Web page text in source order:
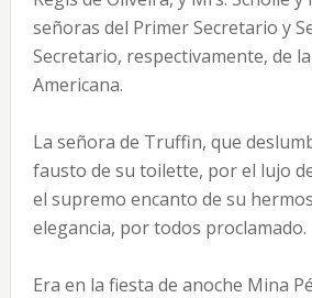
señoras del Primer Secretario y
Secretario, respectivamente, de
Americana.
La señora de Truffin, que
fausto de su toilette, por el lujo
el supremo encanto de su
elegancia, por todos proclamado.
Era en la fiesta de anoche Mina